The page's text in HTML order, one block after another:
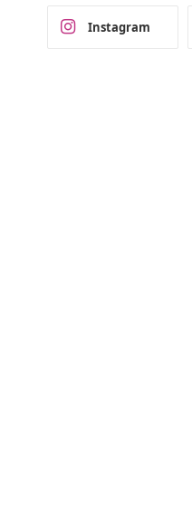
Instagram